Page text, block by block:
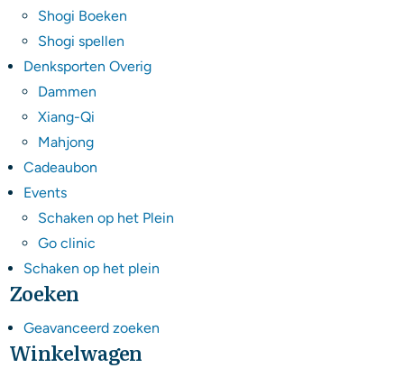
Shogi Boeken
Shogi spellen
Denksporten Overig
Dammen
Xiang-Qi
Mahjong
Cadeaubon
Events
Schaken op het Plein
Go clinic
Schaken op het plein
Zoeken
Geavanceerd zoeken
Winkelwagen